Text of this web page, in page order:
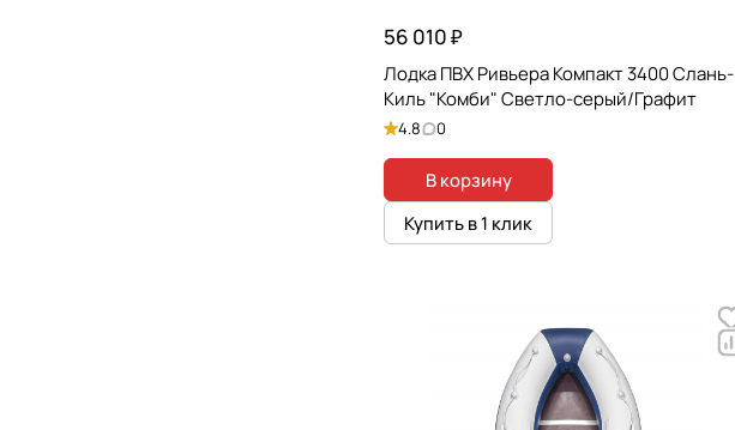
56 010 ₽
Лодка ПВХ Ривьера Компакт 3400 Слань-
Киль "Комби" Светло-серый/Графит
4.8 0
В корзину
Купить в 1 клик